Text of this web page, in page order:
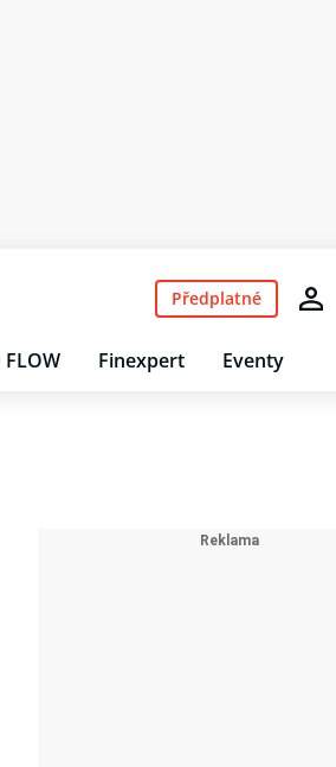
FLOW Finexpert Eventy
Předplatné